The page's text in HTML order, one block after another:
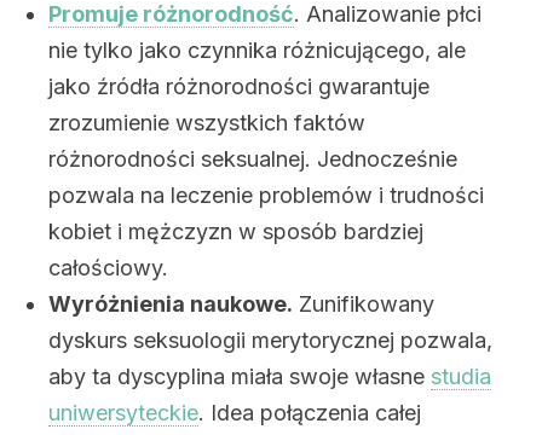
Promuje różnorodność. Analizowanie płci
nie tylko jako czynnika różnicującego, ale
jako źródła różnorodności gwarantuje
zrozumienie wszystkich faktów
różnorodności seksualnej. Jednocześnie
pozwala na leczenie problemów i trudności
kobiet i mężczyzn w sposób bardziej
całościowy.
Wyróżnienia naukowe. Zunifikowany
dyskurs seksuologii merytorycznej pozwala,
aby ta dyscyplina miała swoje własne studia
uniwersyteckie. Idea połączenia całej